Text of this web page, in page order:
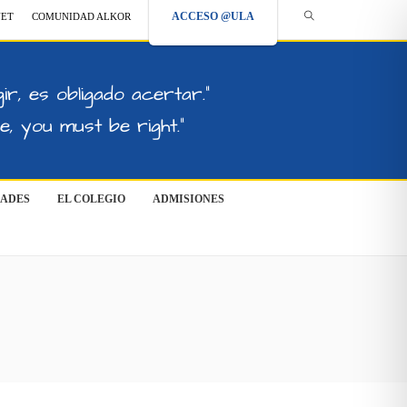
COMUNIDAD ALKOR ACCESO @ULA
es obligado acertar."
you must be right."
EL COLEGIO ADMISIONES